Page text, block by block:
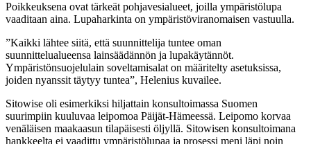
Poikkeuksena ovat tärkeät pohjavesialueet, joilla ympäristölupa
vaaditaan aina. Lupaharkinta on ympäristöviranomaisen vastuulla.
”Kaikki lähtee siitä, että suunnittelija tuntee oman
suunnittelualueensa lainsäädännön ja lupakäytännöt.
Ympäristönsuojelulain soveltamisalat on määritelty asetuksissa,
joiden nyanssit täytyy tuntea”, Helenius kuvailee.
Sitowise oli esimerkiksi hiljattain konsultoimassa Suomen
suurimpiin kuuluvaa leipomoa Päijät-Hämeessä. Leipomo korvaa
venäläisen maakaasun tilapäisesti öljyllä. Sitowisen konsultoimana
hankkeelta ei vaadittu ympäristölupaa ja prosessi meni läpi noin